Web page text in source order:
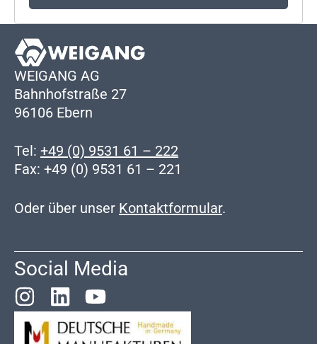
WEIGANG AG
Bahnhofstraße 27
96106 Ebern
Tel: +49 (0) 9531 61 – 222
Fax: +49 (0) 9531 61 – 221
Oder über unser Kontaktformular.
Social Media